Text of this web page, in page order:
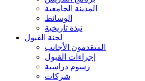
المدينة الجامعية
الوسائط
نبذة تاريخية
لجنة القبول
المتقدمون الأجانب
إجراءات القبول
رسوم دراسية
شركات